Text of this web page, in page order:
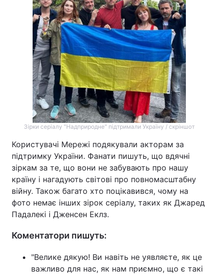
Тема оформлення
Зірки серіалу "Надприродне" підтримали Україну / скріншот
Користувачі Мережі подякували акторам за
підтримку України. Фанати пишуть, що вдячні
зіркам за те, що вони не забувають про нашу
країну і нагадують світові про повномасштабну
війну. Також багато хто поцікавився, чому на
фото немає інших зірок серіалу, таких як Джаред
Падалекі і Дженсен Еклз.
Коментатори пишуть:
"Велике дякую! Ви навіть не уявляєте, як це
важливо для нас, як нам приємно, що є такі